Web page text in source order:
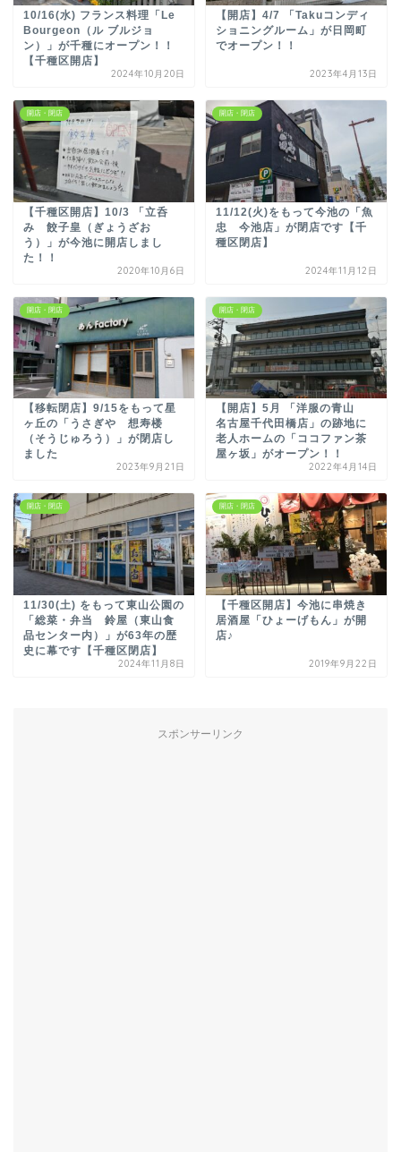
10/16(水) フランス料理「Le
Bourgeon（ル ブルジョ
ン）」が千種にオープン！！
【千種区開店】
2024年10月20日
【開店】4/7 「Takuコンディ
ショニングルーム」が日岡町
でオープン！！
2023年4月13日
開店・閉店
【千種区開店】10/3 「立呑
み 餃子皇（ぎょうざお
う）」が今池に開店しまし
た！！
2020年10月6日
開店・閉店
11/12(火)をもって今池の「魚
忠 今池店」が閉店です【千
種区閉店】
2024年11月12日
開店・閉店
【移転閉店】9/15をもって星
ヶ丘の「うさぎや 想寿楼
（そうじゅろう）」が閉店し
ました
2023年9月21日
開店・閉店
【開店】5月 「洋服の青山
名古屋千代田橋店」の跡地に
老人ホームの「ココファン茶
屋ヶ坂」がオープン！！
2022年4月14日
開店・閉店
11/30(土) をもって東山公園の
「総菜・弁当 鈴屋（東山食
品センター内）」が63年の歴
史に幕です【千種区閉店】
2024年11月8日
開店・閉店
【千種区開店】今池に串焼き
居酒屋「ひょーげもん」が開
店♪
2019年9月22日
スポンサーリンク